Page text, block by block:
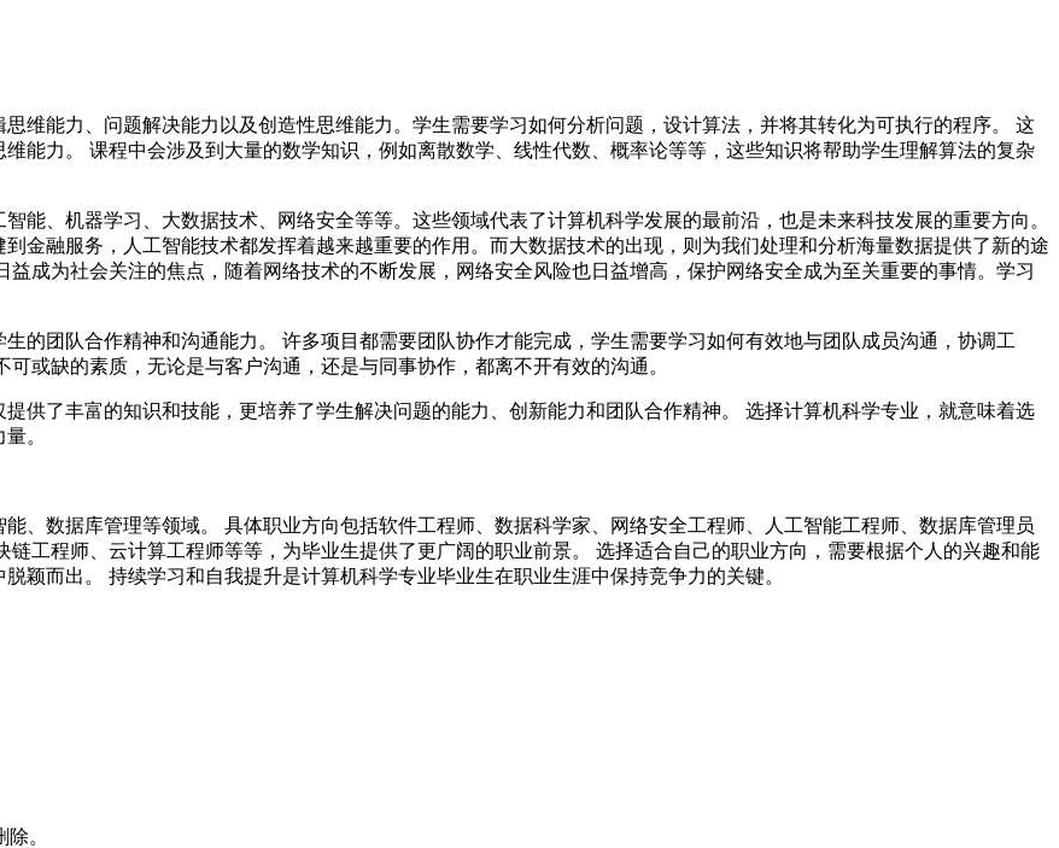
维能力、问题解决能力以及创造性思维能力。学生需要学习如何分析问题，设计算法，并将其转化为可执行的程序。 这
能力。 课程中会涉及到大量的数学知识，例如离散数学、线性代数、概率论等等，这些知识将帮助学生理解算法的复杂
能、机器学习、大数据技术、网络安全等等。这些领域代表了计算机科学发展的最前沿，也是未来科技发展的重要方向。
金融服务，人工智能技术都发挥着越来越重要的作用。而大数据技术的出现，则为我们处理和分析海量数据提供了新的途
成为社会关注的焦点，随着网络技术的不断发展，网络安全风险也日益增高，保护网络安全成为至关重要的事情。学习
的团队合作精神和沟通能力。 许多项目都需要团队协作才能完成，学生需要学习如何有效地与团队成员沟通，协调工
或缺的素质，无论是与客户沟通，还是与同事协作，都离不开有效的沟通。
供了丰富的知识和技能，更培养了学生解决问题的能力、创新能力和团队合作精神。 选择计算机科学专业，就意味着选
。
、数据库管理等领域。 具体职业方向包括软件工程师、数据科学家、网络安全工程师、人工智能工程师、数据库管理员
工程师、云计算工程师等等，为毕业生提供了更广阔的职业前景。 选择适合自己的职业方向，需要根据个人的兴趣和能
颖而出。 持续学习和自我提升是计算机科学专业毕业生在职业生涯中保持竞争力的关键。
除。